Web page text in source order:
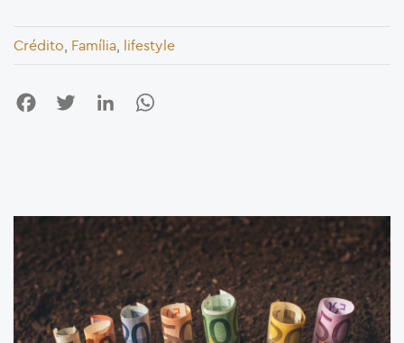
Crédito, Família, lifestyle
FacebookTwitter LinkedIn